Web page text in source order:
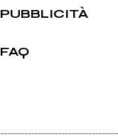
PUBBLICITÀ
FAQ